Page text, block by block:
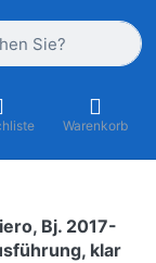
ein.
Warenkorb
Bj. 2017-
klar